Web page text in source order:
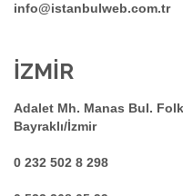
info@istanbulweb.com.tr
İZMİR
Adalet Mh. Manas Bul.
Bayraklı/İzmir
0 232 502 8 298